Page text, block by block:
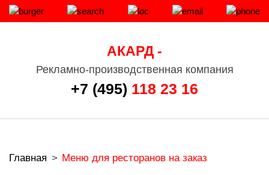
АКАРД -
Рекламно-производственная компания
+7 (495) 118 23 16
Главная > Меню для ресторанов на заказ